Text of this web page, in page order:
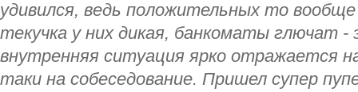
удивился, ведь положительных то
текучка у них дикая, банкоматы глючат
внутренняя ситуация ярко отражается
таки на собеседование. Пришел супер